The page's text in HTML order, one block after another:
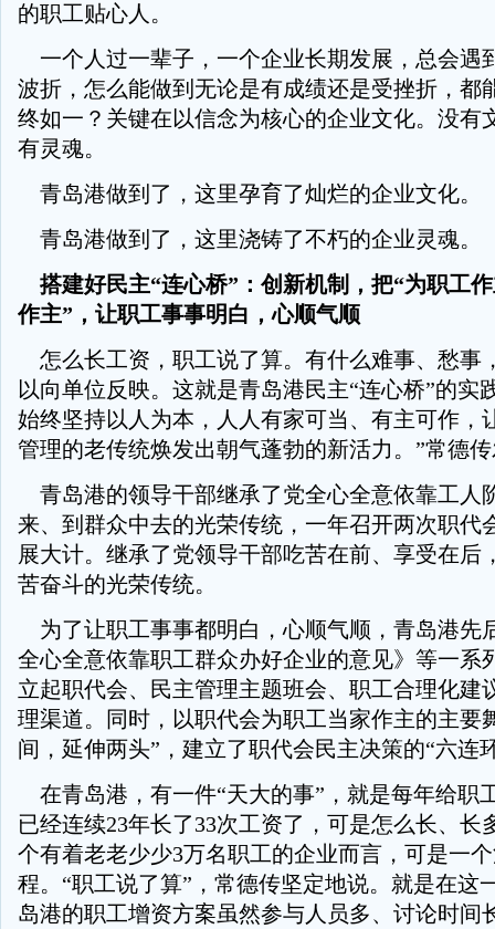
的职工贴心人。
一个人过一辈子，一个企业长期发展，总会遇
波折，怎么能做到无论是有成绩还是受挫折，都
终如一？关键在以信念为核心的企业文化。没有
有灵魂。
青岛港做到了，这里孕育了灿烂的企业文化。
青岛港做到了，这里浇铸了不朽的企业灵魂。
搭建好民主“连心桥”：创新机制，把“为职工
作主”，让职工事事明白，心顺气顺
怎么长工资，职工说了算。有什么难事、愁事
以向单位反映。这就是青岛港民主“连心桥”的实
始终坚持以人为本，人人有家可当、有主可作，
管理的老传统焕发出朝气蓬勃的新活力。”常德
青岛港的领导干部继承了党全心全意依靠工人
来、到群众中去的光荣传统，一年召开两次职代
展大计。继承了党领导干部吃苦在前、享受在后
苦奋斗的光荣传统。
为了让职工事事都明白，心顺气顺，青岛港先
全心全意依靠职工群众办好企业的意见》等一系
立起职代会、民主管理主题班会、职工合理化建
理渠道。同时，以职代会为职工当家作主的主要
间，延伸两头”，建立了职代会民主决策的“六连
在青岛港，有一件“天大的事”，就是每年给职
已经连续23年长了33次工资了，可是怎么长、长
个有着老老少少3万名职工的企业而言，可是一
程。“职工说了算”，常德传坚定地说。就是在这
岛港的职工增资方案虽然参与人员多、讨论时间